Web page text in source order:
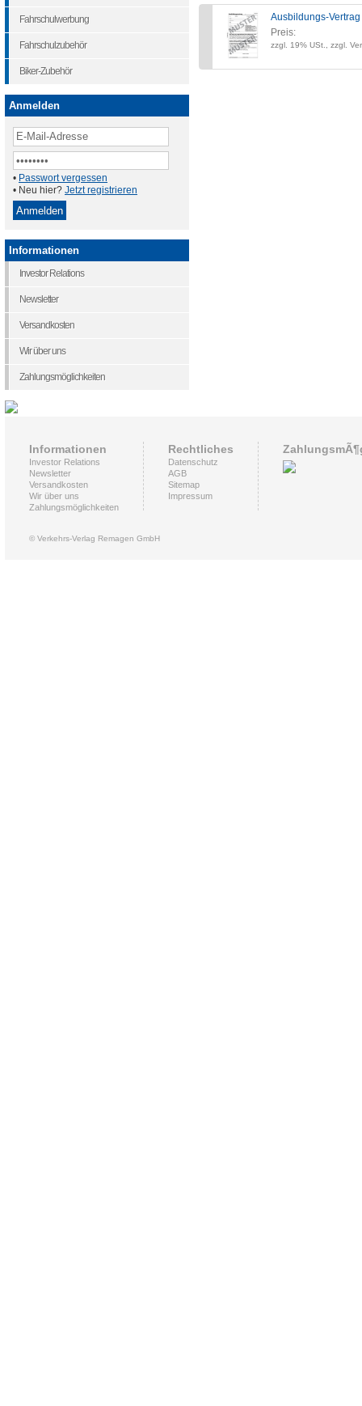
Ausbildungs-
Preis:
zzgl. 19% USt., zzgl.
Fahrschulwerbung
Fahrschulzubehör
Biker-Zubehör
Anmelden
• Passwort vergessen
• Neu hier? Jetzt registrieren
Informationen
Investor Relations
Newsletter
Versandkosten
Wir über uns
Zahlungsmöglichkeiten
Informationen
Investor Relations
Newsletter
Versandkosten
Wir über uns
Zahlungsmöglichkeiten
Rechtliches
Datenschutz
AGB
Sitemap
Impressum
© Verkehrs-Verlag Remagen GmbH